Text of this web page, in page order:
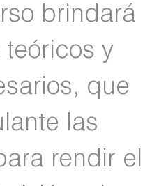
brindará
teóricos y
que
las
rendir el